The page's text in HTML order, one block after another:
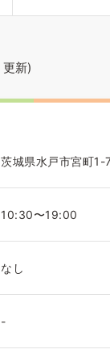
更新)
茨城県水戸市宮町
10:30〜19:00
なし
-